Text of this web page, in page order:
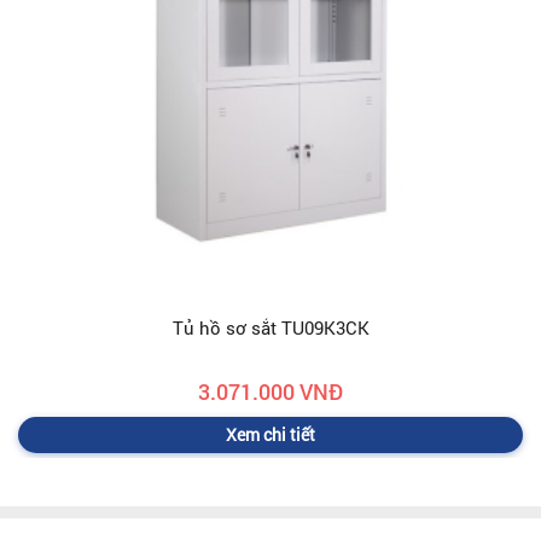
Tủ hồ sơ sắt TU09K3CK
3.071.000 VNĐ
Xem chi tiết